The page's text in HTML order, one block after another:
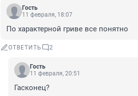
Гость
11 февраля, 18:07
По характерной гриве все понятно
ОТВЕТИТЬ 2
Гость
11 февраля, 20:51
Гасконец?